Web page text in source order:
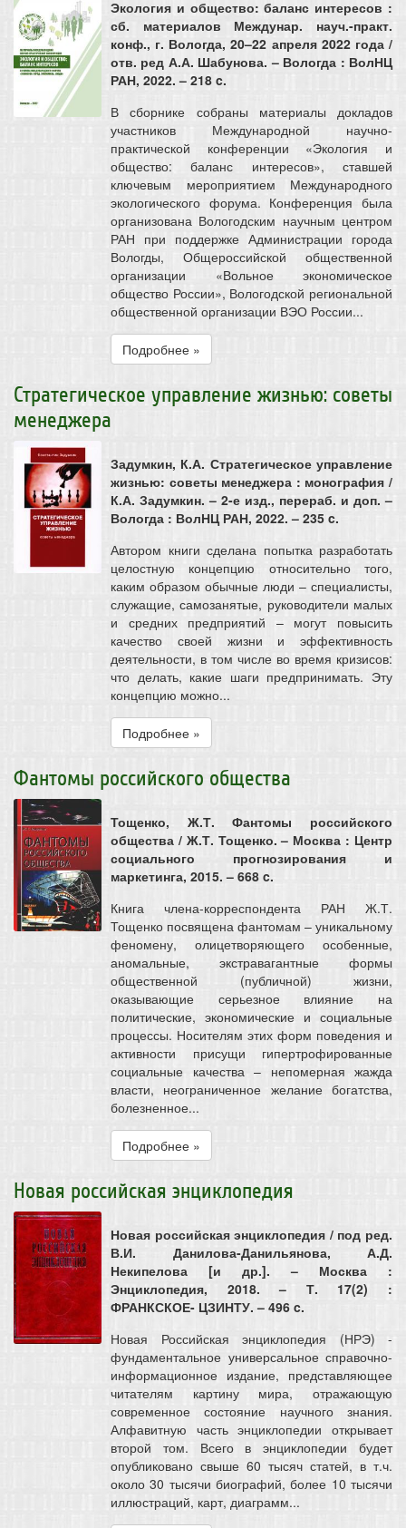
Экология и общество: баланс интересов :
сб. материалов Междунар. науч.-практ.
конф., г. Вологда, 20–22 апреля 2022 года /
отв. ред А.А. Шабунова. – Вологда : ВолНЦ
РАН, 2022. – 218 c.
В сборнике собраны материалы докладов
участников Международной научно-
практической конференции «Экология и
общество: баланс интересов», ставшей
ключевым мероприятием Международного
экологического форума. Конференция была
организована Вологодским научным центром
РАН при поддержке Администрации города
Вологды, Общероссийской общественной
организации «Вольное экономическое
общество России», Вологодской региональной
общественной организации ВЭО России...
Подробнее »
Стратегическое управление жизнью: советы
менеджера
Задумкин, К.А. Стратегическое управление
жизнью: советы менеджера : монография /
К.А. Задумкин. – 2-е изд., перераб. и доп. –
Вологда : ВолНЦ РАН, 2022. – 235 c.
Автором книги сделана попытка разработать
целостную концепцию относительно того,
каким образом обычные люди – специалисты,
служащие, самозанятые, руководители малых
и средних предприятий – могут повысить
качество своей жизни и эффективность
деятельности, в том числе во время кризисов:
что делать, какие шаги предпринимать. Эту
концепцию можно...
Подробнее »
Фантомы российского общества
Тощенко, Ж.Т. Фантомы российского
общества / Ж.Т. Тощенко. – Москва : Центр
социального прогнозирования и
маркетинга, 2015. – 668 c.
Книга члена-корреспондента РАН Ж.Т.
Тощенко посвящена фантомам – уникальному
феномену, олицетворяющего особенные,
аномальные, экстравагантные формы
общественной (публичной) жизни,
оказывающие серьезное влияние на
политические, экономические и социальные
процессы. Носителям этих форм поведения и
активности присущи гипертрофированные
социальные качества – непомерная жажда
власти, неограниченное желание богатства,
болезненное...
Подробнее »
Новая российская энциклопедия
Новая российская энциклопедия / под ред.
В.И. Данилова-Данильянова, А.Д.
Некипелова [и др.]. – Москва :
Энциклопедия, 2018. – Т. 17(2) :
ФРАНКСКОЕ- ЦЗИНТУ. – 496 c.
Новая Российская энциклопедия (НРЭ) -
фундаментальное универсальное справочно-
информационное издание, представляющее
читателям картину мира, отражающую
современное состояние научного знания.
Алфавитную часть энциклопедии открывает
второй том. Всего в энциклопедии будет
опубликовано свыше 60 тысяч статей, в т.ч.
около 30 тысячи биографий, более 10 тысячи
иллюстраций, карт, диаграмм...